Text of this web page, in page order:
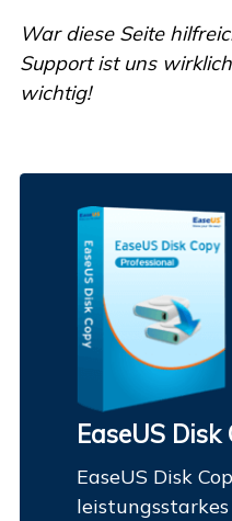
War diese Seite
Support ist uns wirklich
wichtig!
EaseUS Disk
EaseUS Disk